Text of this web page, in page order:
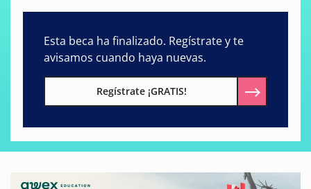
Esta beca ha finalizado. Regístrate y te
avisamos cuando haya nuevas.
Regístrate ¡GRATIS!